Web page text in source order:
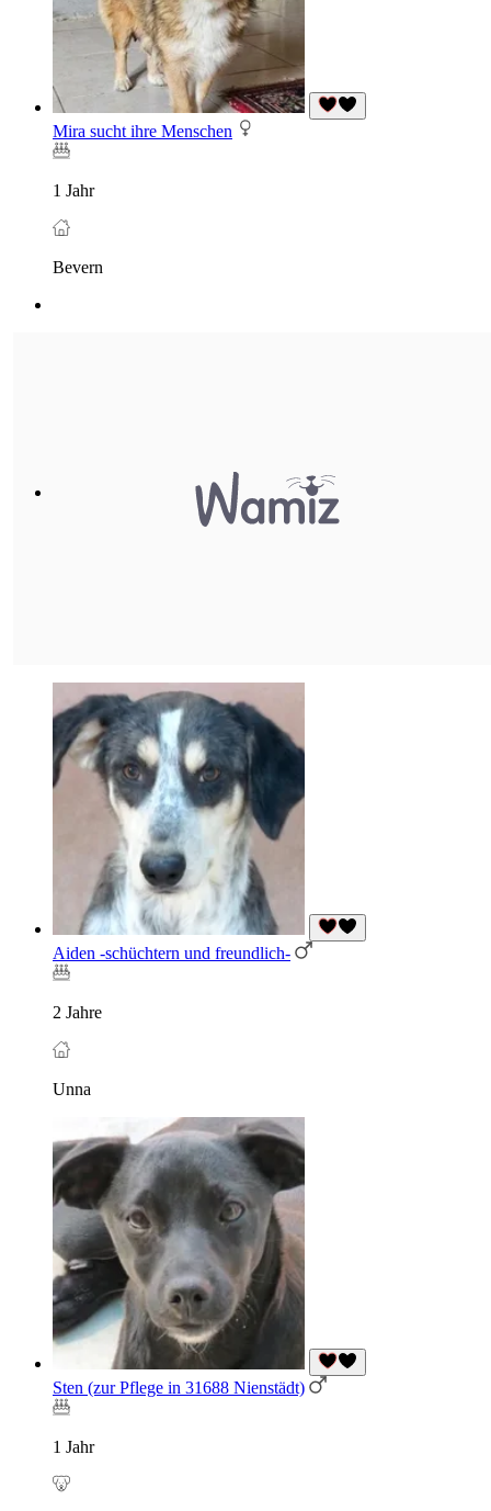
Mira sucht ihre Menschen
1 Jahr
Bevern
Aiden -schüchtern und freundlich-
2 Jahre
Unna
Sten (zur Pflege in 31688 Nienstädt)
1 Jahr